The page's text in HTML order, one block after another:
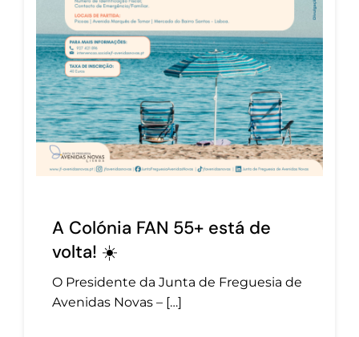
A Colónia FAN 55+ está de
volta! ☀️
O Presidente da Junta de Freguesia de
Avenidas Novas – […]